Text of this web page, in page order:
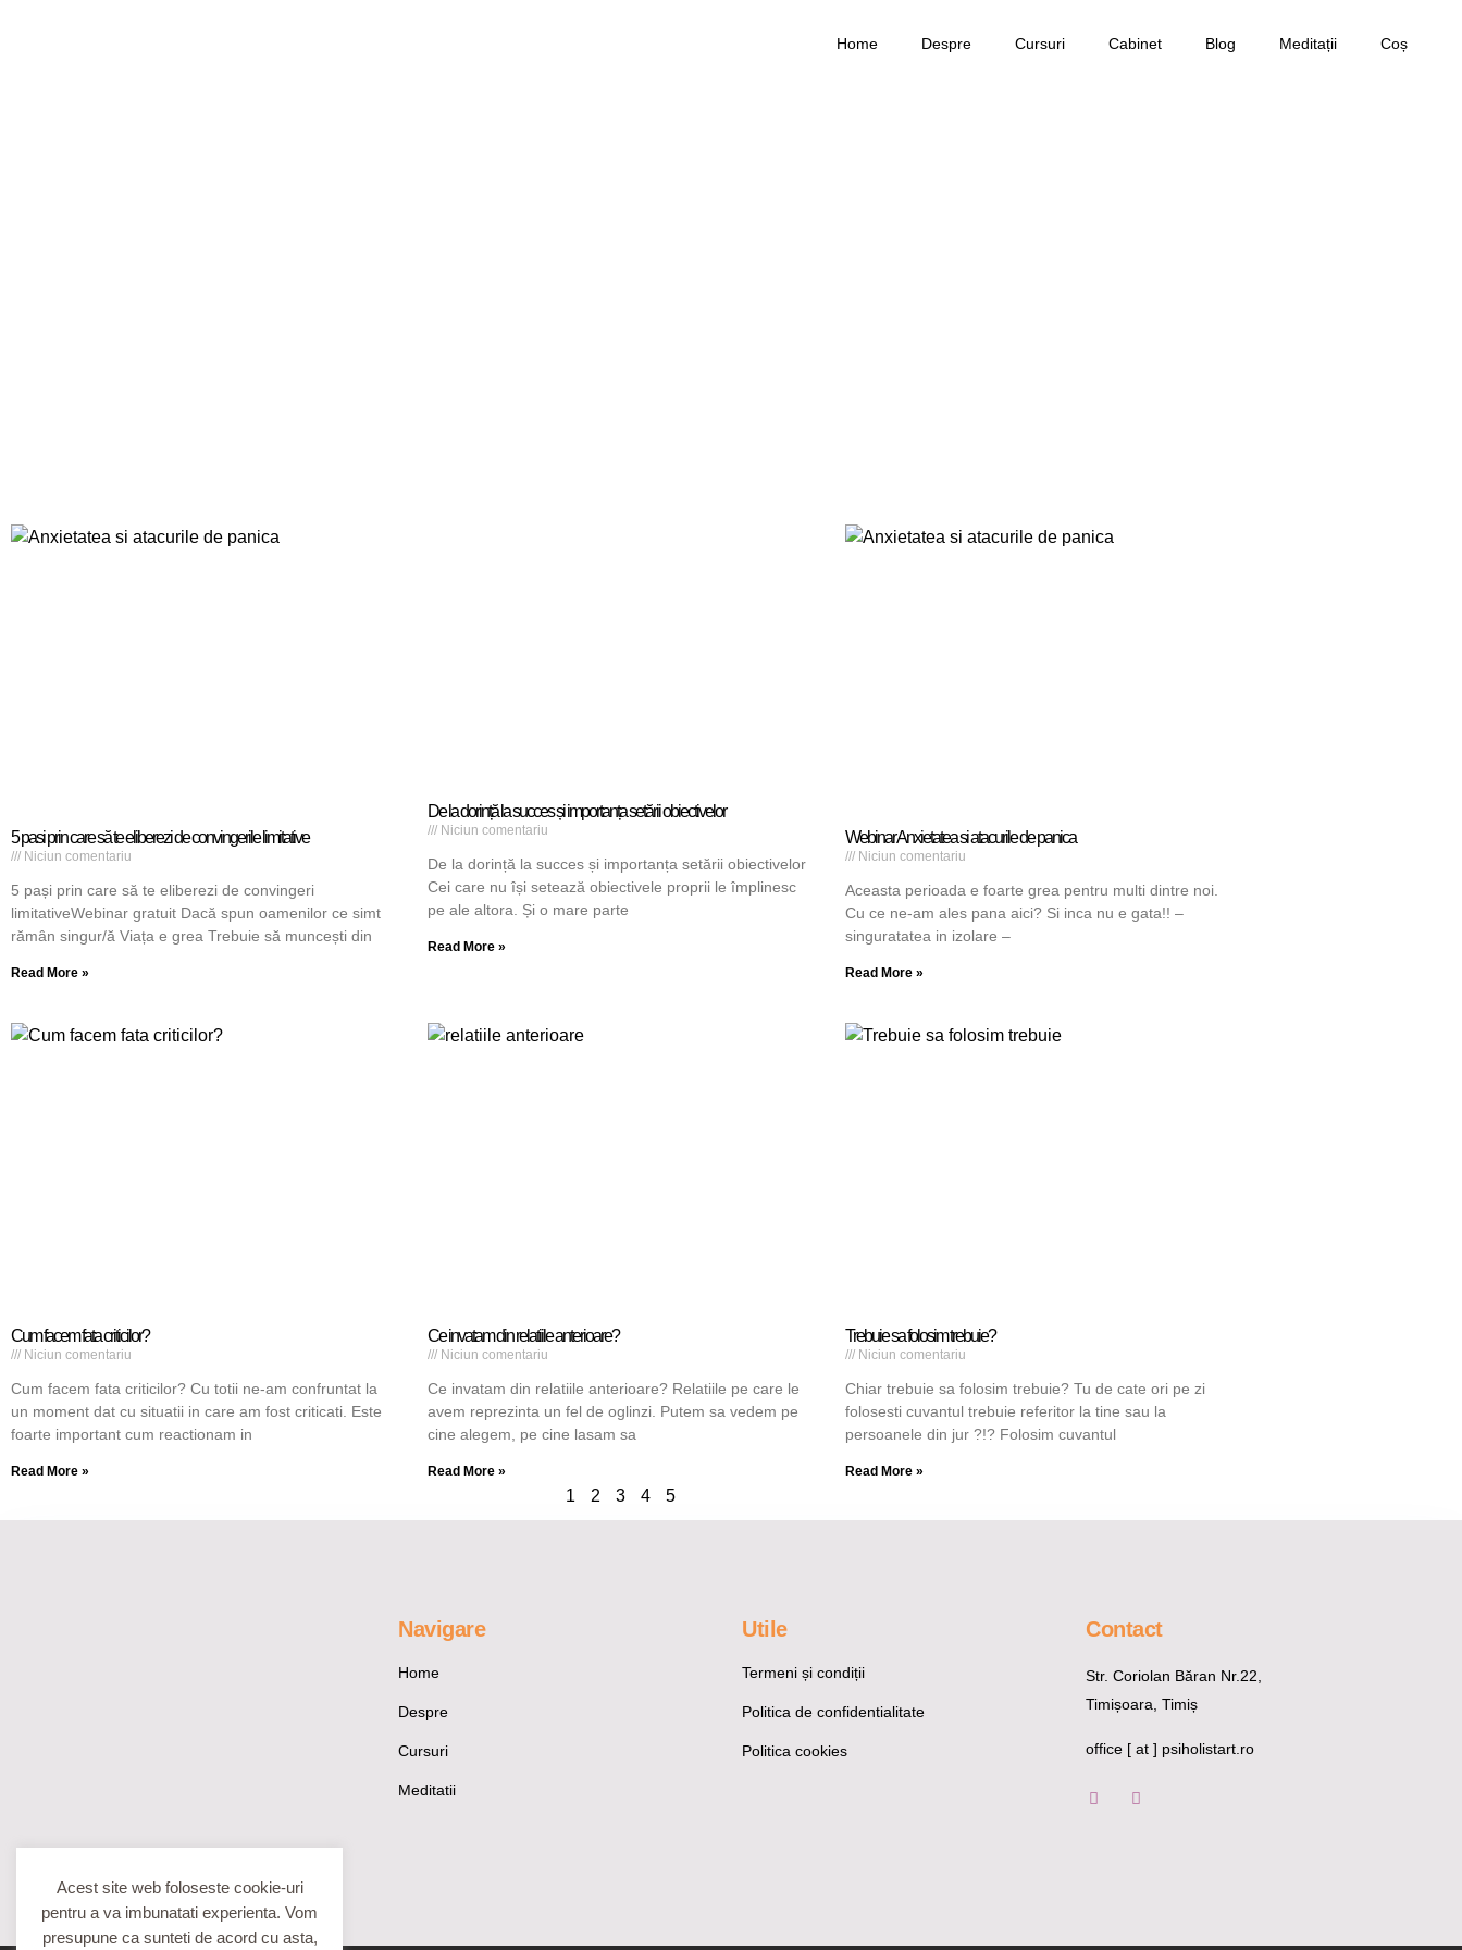
Home Despre Cursuri Cabinet Blog Meditații Coș
5 pasi prin care să te eliberezi de convingerile limitative
Niciun comentariu
5 pași prin care să te eliberezi de convingeri
limitativeWebinar gratuit Dacă spun oamenilor ce simt
rămân singur/ă Viața e grea Trebuie să muncești din
Read More »
De la dorință la succes și importanța setării obiectivelor
Niciun comentariu
De la dorință la succes și importanța setării obiectivelor
Cei care nu își setează obiectivele proprii le împlinesc
pe ale altora. Și o mare parte
Read More »
Webinar Anxietatea si atacurile de panica
Niciun comentariu
Aceasta perioada e foarte grea pentru multi dintre noi.
Cu ce ne-am ales pana aici? Si inca nu e gata!! –
singuratatea in izolare –
Read More »
Cum facem fata criticilor?
Niciun comentariu
Cum facem fata criticilor? Cu totii ne-am confruntat la
un moment dat cu situatii in care am fost criticati. Este
foarte important cum reactionam in
Read More »
Ce invatam din relatiile anterioare?
Niciun comentariu
Ce invatam din relatiile anterioare? Relatiile pe care le
avem reprezinta un fel de oglinzi. Putem sa vedem pe
cine alegem, pe cine lasam sa
Read More »
Trebuie sa folosim trebuie?
Niciun comentariu
Chiar trebuie sa folosim trebuie? Tu de cate ori pe zi
folosesti cuvantul trebuie referitor la tine sau la
persoanele din jur ?!? Folosim cuvantul
Read More »
1 2 3 4 5
Navigare
Home
Despre
Cursuri
Meditatii
Utile
Termeni și condiții
Politica de confidentialitate
Politica cookies
Contact
Str. Coriolan Băran Nr.22,
Timișoara, Timiș
office [ at ] psiholistart.ro
Acest site web foloseste cookie-uri
pentru a va imbunatati experienta. Vom
presupune ca sunteti de acord cu asta,